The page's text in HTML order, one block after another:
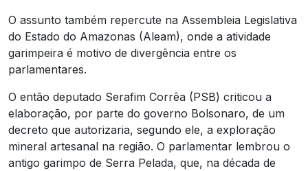
O assunto também repercute na Assembleia Legislativa
do Estado do Amazonas (Aleam), onde a atividade
garimpeira é motivo de divergência entre os
parlamentares.
O então deputado Serafim Corrêa (PSB) criticou a
elaboração, por parte do governo Bolsonaro, de um
decreto que autorizaria, segundo ele, a exploração
mineral artesanal na região. O parlamentar lembrou o
antigo garimpo de Serra Pelada, que, na década de